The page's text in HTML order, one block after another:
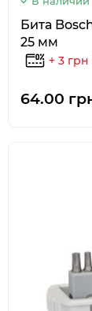
Бита
25 мм
+ 3 грн
64.00